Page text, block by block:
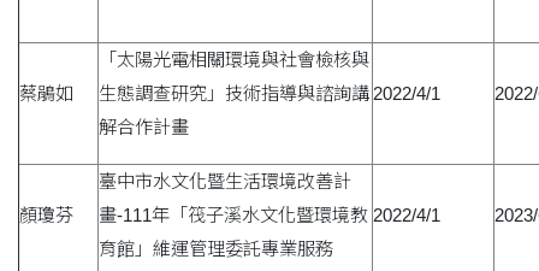
蔡鵑如
「太陽光電相關環境與社會檢核與
生態調查研究」技術指導與諮詢講
解合作計畫
2022/4/1
顏瓊芬
臺中市水文化暨生活環境改善計
畫-111年「筏子溪水文化暨環境教
育館」維運管理委託專業服務
2022/4/1